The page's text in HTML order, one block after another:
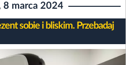
8 marca 2024
sobie i bliskim. Przebadaj